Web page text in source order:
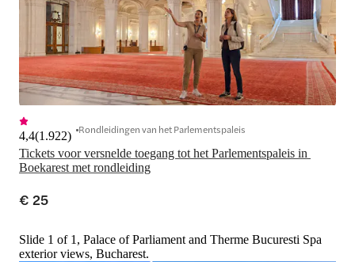
Tickets voor versnelde toegang tot het Parlementspaleis in
Boekarest met rondleiding
4,4(1.922) Rondleidingen van het Parlementspaleis
€ 25
Slide 1 of 1, Palace of Parliament and Therme Bucuresti Spa
exterior views, Bucharest.